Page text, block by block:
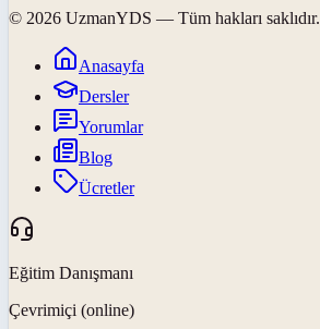
© 2026 UzmanYDS — Tüm hakları saklıdır.
Anasayfa
Dersler
Yorumlar
Blog
Ücretler
Eğitim Danışmanı
Çevrimiçi (online)